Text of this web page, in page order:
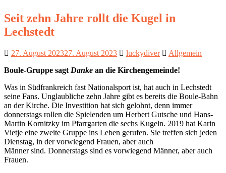
Seit zehn Jahre rollt die Kugel in
Lechstedt
27. August 202327. August 2023 luckydiver
Allgemein
Boule-Gruppe sagt Danke an die Kirchengemeinde!
Was in Südfrankreich fast Nationalsport ist, hat auch in Lechstedt
seine Fans. Unglaubliche zehn Jahre gibt es bereits die Boule-Bahn
an der Kirche. Die Investition hat sich gelohnt, denn immer
donnerstags rollen die Spielenden um Herbert Gutsche und Hans-
Martin Kornitzky im Pfarrgarten die sechs Kugeln. 2019 hat Karin
Vietje eine zweite Gruppe ins Leben gerufen. Sie treffen sich jeden
Dienstag, in der vorwiegend Frauen, aber auch
Männer sind. Donnerstags sind es vorwiegend Männer, aber auch
Frauen.